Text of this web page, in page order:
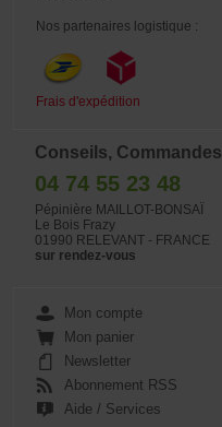
Nos partenaires logistique :
Frais d'expédition
Conseils, Commandes
04 74 55 23 48
Pépinière MAILLOT-BONSAÏ
Le Bois Frazy
01990 RELEVANT - FRANCE
sur rendez-vous
Mon compte
Mon panier
Newsletter
Abonnement RSS
Aide / Services